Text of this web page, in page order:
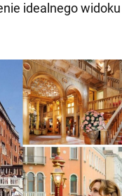
idealnego